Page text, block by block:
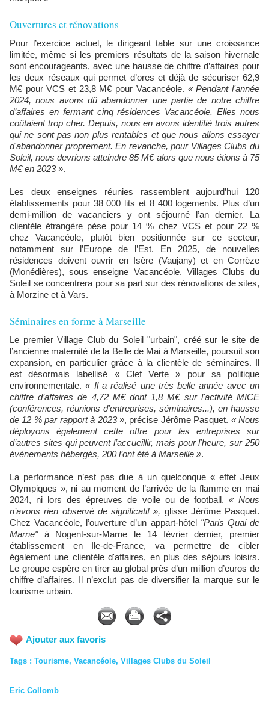
Ouvertures et rénovations
Pour l’exercice actuel, le dirigeant table sur une croissance
limitée, même si les premiers résultats de la saison hivernale
sont encourageants, avec une hausse de chiffre d’affaires pour
les deux réseaux qui permet d’ores et déjà de sécuriser 62,9
M€ pour VCS et 23,8 M€ pour Vacancéole. « Pendant l'année
2024, nous avons dû abandonner une partie de notre chiffre
d’affaires en fermant cinq résidences Vacancéole. Elles nous
coûtaient trop cher. Depuis, nous en avons identifié trois autres
qui ne sont pas non plus rentables et que nous allons essayer
d'abandonner proprement. En revanche, pour Villages Clubs du
Soleil, nous devrions atteindre 85 M€ alors que nous étions à 75
M€ en 2023 ».
Les deux enseignes réunies rassemblent aujourd’hui 120
établissements pour 38 000 lits et 8 400 logements. Plus d’un
demi-million de vacanciers y ont séjourné l’an dernier. La
clientèle étrangère pèse pour 14 % chez VCS et pour 22 %
chez Vacancéole, plutôt bien positionnée sur ce secteur,
notamment sur l’Europe de l’Est. En 2025, de nouvelles
résidences doivent ouvrir en Isère (Vaujany) et en Corrèze
(Monédières), sous enseigne Vacancéole. Villages Clubs du
Soleil se concentrera pour sa part sur des rénovations de sites,
à Morzine et à Vars.
Séminaires en forme à Marseille
Le premier Village Club du Soleil "urbain", créé sur le site de
l’ancienne maternité de la Belle de Mai à Marseille, poursuit son
expansion, en particulier grâce à la clientèle de séminaires. Il
est désormais labellisé « Clef Verte » pour sa politique
environnementale.« Il a réalisé une très belle année avec un
chiffre d’affaires de 4,72 M€ dont 1,8 M€ sur l'activité MICE
(conférences, réunions d'entreprises, séminaires...), en hausse
de 12 % par rapport à 2023 », précise Jérôme Pasquet. « Nous
déployons également cette offre pour les entreprises sur
d’autres sites qui peuvent l’accueillir, mais pour l'heure, sur 250
événements hébergés, 200 l’ont été à Marseille ».
La performance n’est pas due à un quelconque « effet Jeux
Olympiques », ni au moment de l’arrivée de la flamme en mai
2024, ni lors des épreuves de voile ou de football. « Nous
n’avons rien observé de significatif », glisse Jérôme Pasquet.
Chez Vacancéole, l’ouverture d’un appart-hôtel "Paris Quai de
Marne"à Nogent-sur-Marne le 14 février dernier, premier
établissement en Ile-de-France, va permettre de cibler
également une clientèle d'affaires, en plus des séjours loisirs.
Le groupe espère en tirer au global près d’un million d’euros de
chiffre d’affaires. Il n’exclut pas de diversifier la marque sur le
tourisme urbain.
Ajouter aux favoris
Tags : Tourisme, Vacancéole, Villages Clubs du Soleil
Eric Collomb